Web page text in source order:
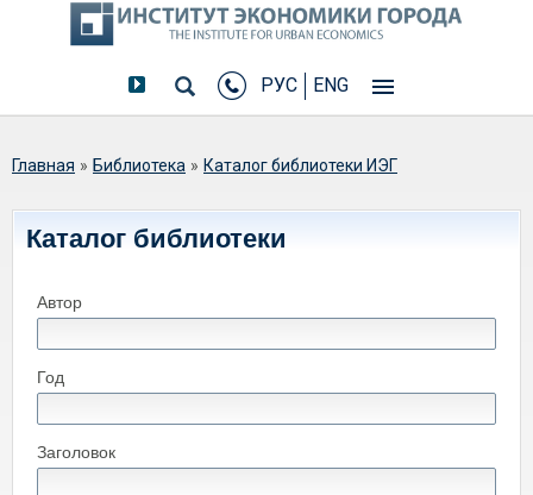
РУС ENG
Вы здесь
Главная » Библиотека » Каталог библиотеки ИЭГ
Каталог библиотеки
Автор
Год
Заголовок